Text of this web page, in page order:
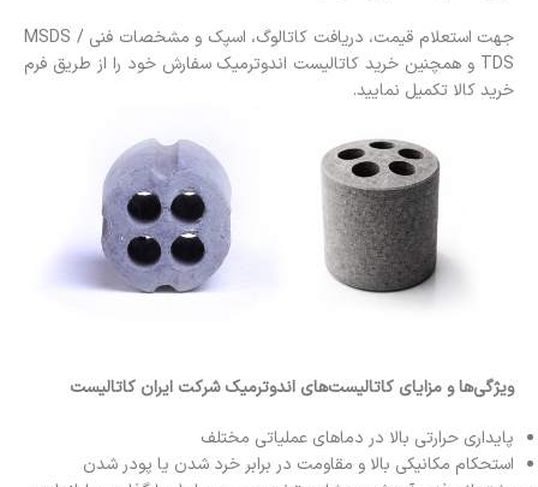
جهت استعلام قیمت، دریافت کاتالوگ، اسپک و مشخصات فنی MSDS /
TDS و همچنین خرید کاتالیست اندوترمیک سفارش خود را از طریق فرم
خرید کالا تکمیل نمایید.
ویژگی‌ها و مزایای کاتالیست‌های اندوترمیک شرکت ایران کاتالیست
پایداری حرارتی بالا در دماهای عملیاتی مختلف
استحکام مکانیکی بالا و مقاومت در برابر خرد شدن یا پودر شدن